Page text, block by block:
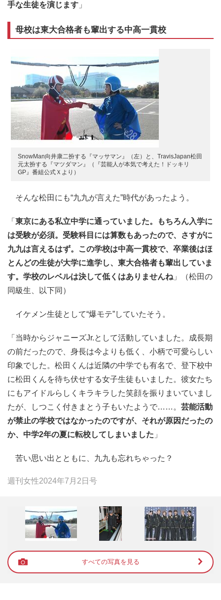
手な生徒を演じます 」
母校は東大合格者も輩出する中高一貫校
SnowMan向井康二扮する『マッサマン』（左）と、TravisJapan松田
元太扮する『マツダマン』（『芸能人が本気で考えた！ドッキリ
GP』番組公式Ｘより）
そんな松田にも“九九が言えた”時代があったよう。
「 東京にある私立中学に通っていました。もちろん入学に
は受験が必須。受験科目には算数もあったので、さすがに
九九は言えるはず。この学校は中高一貫校で、卒業後はほ
とんどの生徒が大学に進学し、東大合格者も輩出していま
す。学校のレベルは決して低くはありませんね 」（松田の
同級生、以下同）
イケメン生徒として“爆モテ”していたそう。
「当時からジャニーズJr.として活動していました。成長期
の前だったので、身長は今よりも低く、小柄で可愛らしい
印象でした。松田くんは近隣の中学でも有名で、登下校中
に松田くんを待ち伏せする女子生徒もいました。彼女たち
にもアイドルらしくキラキラした笑顔を振りまいていまし
たが、しつこく付きまとう子もいたようで……。 芸能活動
が禁止の学校ではなかったのですが、それが原因だったの
か、中学2年の夏に転校してしまいました 」
苦い思い出とともに、九九も忘れちゃった？
週刊女性2024年7月2日号
すべての写真を見る